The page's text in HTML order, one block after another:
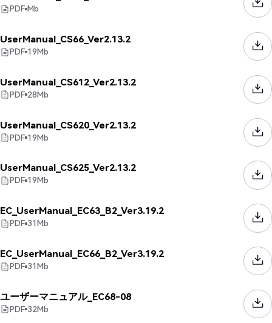
PDF Mb
UserManual_CS66_Ver2.13.2
PDF 19Mb
UserManual_CS612_Ver2.13.2
PDF 28Mb
UserManual_CS620_Ver2.13.2
PDF 19Mb
UserManual_CS625_Ver2.13.2
PDF 19Mb
EC_UserManual_EC63_B2_Ver3.19.2
PDF 31Mb
EC_UserManual_EC66_B2_Ver3.19.2
PDF 31Mb
ユーザーマニュアル_EC68-08
PDF 32Mb